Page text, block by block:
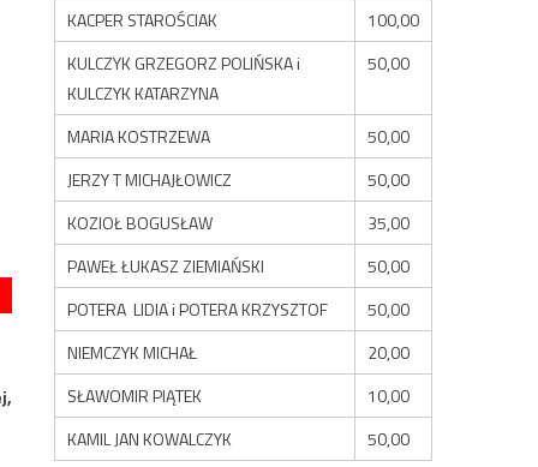
KACPER STAROŚCIAK
100,00
KULCZYK GRZEGORZ POLIŃSKA i
KULCZYK KATARZYNA
50,00
MARIA KOSTRZEWA
50,00
JERZY T MICHAJŁOWICZ
50,00
KOZIOŁ BOGUSŁAW
35,00
PAWEŁ ŁUKASZ ZIEMIAŃSKI
50,00
POTERA LIDIA i POTERA KRZYSZTOF
50,00
NIEMCZYK MICHAŁ
20,00
SŁAWOMIR PIĄTEK
10,00
KAMIL JAN KOWALCZYK
50,00